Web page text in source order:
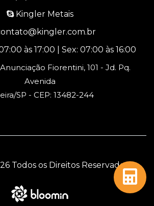
Kingler Metais
às 17:00 | Sex: 07:00 às 16:00
Fiorentini, 101 - Jd. Pq.
Avenida
SP - CEP: 13482-244
Todos os Direitos Reservados